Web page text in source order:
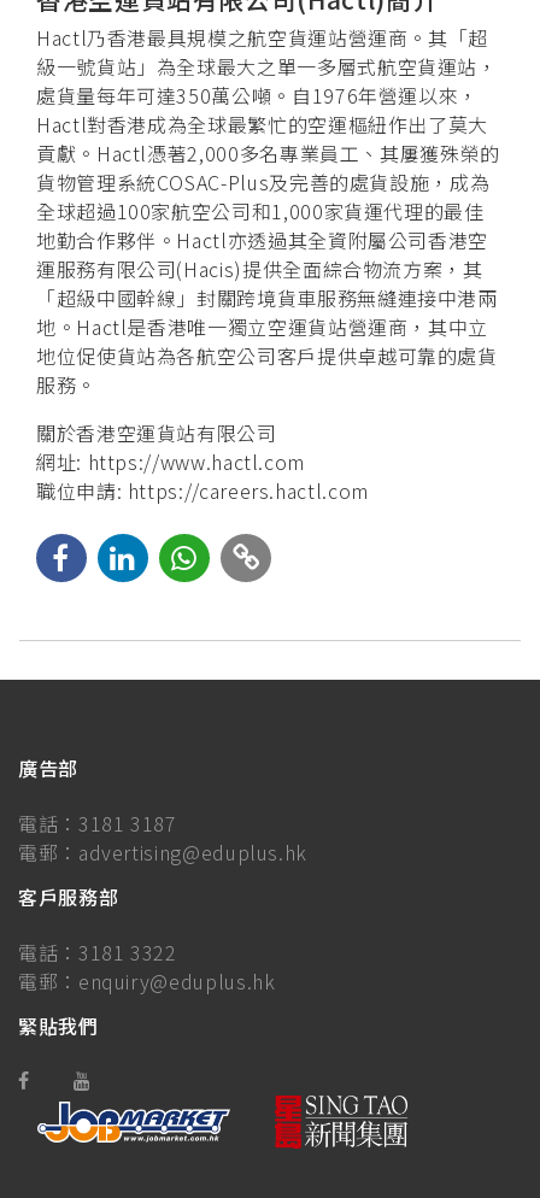
Hactl乃香港最具規模之航空貨運站營運商。其「超
級一號貨站」為全球最大之單一多層式航空貨運站，
處貨量每年可達350萬公噸。自1976年營運以來，
Hactl對香港成為全球最繁忙的空運樞紐作出了莫大
貢獻。Hactl憑著2,000多名專業員工、其屢獲殊榮的
貨物管理系統COSAC-Plus及完善的處貨設施，成為
全球超過100家航空公司和1,000家貨運代理的最佳
地勤合作夥伴。Hactl亦透過其全資附屬公司香港空
運服務有限公司(Hacis)提供全面綜合物流方案，其
「超級中國幹線」封關跨境貨車服務無縫連接中港兩
地。Hactl是香港唯一獨立空運貨站營運商，其中立
地位促使貨站為各航空公司客戶提供卓越可靠的處貨
服務。
關於香港空運貨站有限公司
網址: https://www.hactl.com
職位申請: https://careers.hactl.com
廣告部
電話： 3181 3187
電郵： advertising@eduplus.hk
客戶服務部
電話： 3181 3322
電郵： enquiry@eduplus.hk
緊貼我們